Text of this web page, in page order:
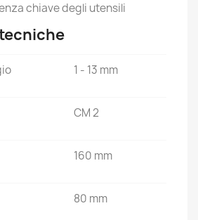
chiave degli utensili
1 - 13 mm
CM 2
160 mm
80 mm